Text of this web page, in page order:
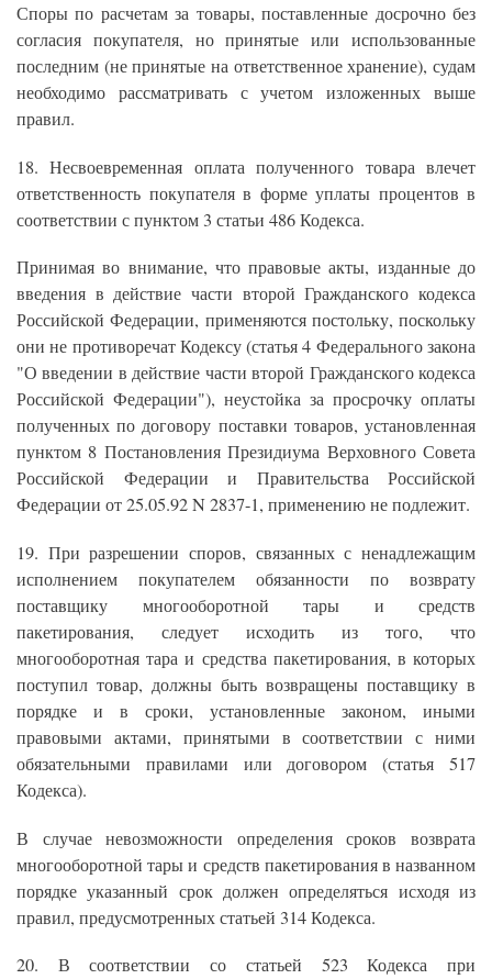
Споры по расчетам за товары, поставленные досрочно без
согласия покупателя, но принятые или использованные
последним (не принятые на ответственное хранение), судам
необходимо рассматривать с учетом изложенных выше
правил.
18. Несвоевременная оплата полученного товара влечет
ответственность покупателя в форме уплаты процентов в
соответствии с пунктом 3 статьи 486 Кодекса.
Принимая во внимание, что правовые акты, изданные до
введения в действие части второй Гражданского кодекса
Российской Федерации, применяются постольку, поскольку
они не противоречат Кодексу (статья 4 Федерального закона
"О введении в действие части второй Гражданского кодекса
Российской Федерации"), неустойка за просрочку оплаты
полученных по договору поставки товаров, установленная
пунктом 8 Постановления Президиума Верховного Совета
Российской Федерации и Правительства Российской
Федерации от 25.05.92 N 2837-1, применению не подлежит.
19. При разрешении споров, связанных с ненадлежащим
исполнением покупателем обязанности по возврату
поставщику многооборотной тары и средств
пакетирования, следует исходить из того, что
многооборотная тара и средства пакетирования, в которых
поступил товар, должны быть возвращены поставщику в
порядке и в сроки, установленные законом, иными
правовыми актами, принятыми в соответствии с ними
обязательными правилами или договором (статья 517
Кодекса).
В случае невозможности определения сроков возврата
многооборотной тары и средств пакетирования в названном
порядке указанный срок должен определяться исходя из
правил, предусмотренных статьей 314 Кодекса.
20. В соответствии со статьей 523 Кодекса при